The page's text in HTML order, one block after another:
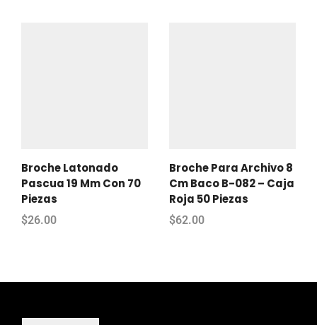
Broche Latonado
Pascua 19 Mm Con 70
Piezas
$26.00
Broche Para Archivo 8
Cm Baco B-082 – Caja
Roja 50 Piezas
$62.00